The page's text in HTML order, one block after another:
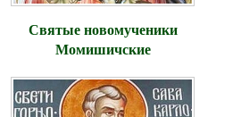
Святые новомученики
Момишичские